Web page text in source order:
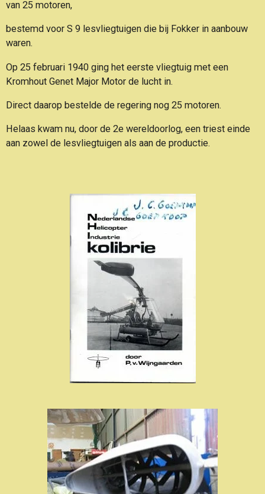
van 25 motoren,
bestemd voor S 9 lesvliegtuigen die bij Fokker in aanbouw
waren.
Op 25 februari 1940 ging het eerste vliegtuig met een
Kromhout Genet Major Motor de lucht in.
Direct daarop bestelde de regering nog 25 motoren.
Helaas kwam nu, door de 2e wereldoorlog, een triest einde
aan zowel de lesvliegtuigen als aan de productie.